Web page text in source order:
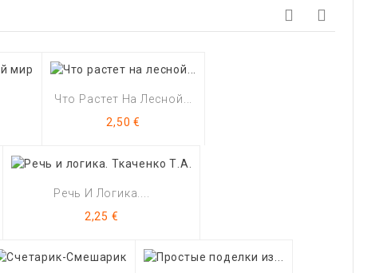
Что Растет На Лесной...
Цена
2,50 €
Речь И Логика....
Цена
2,25 €